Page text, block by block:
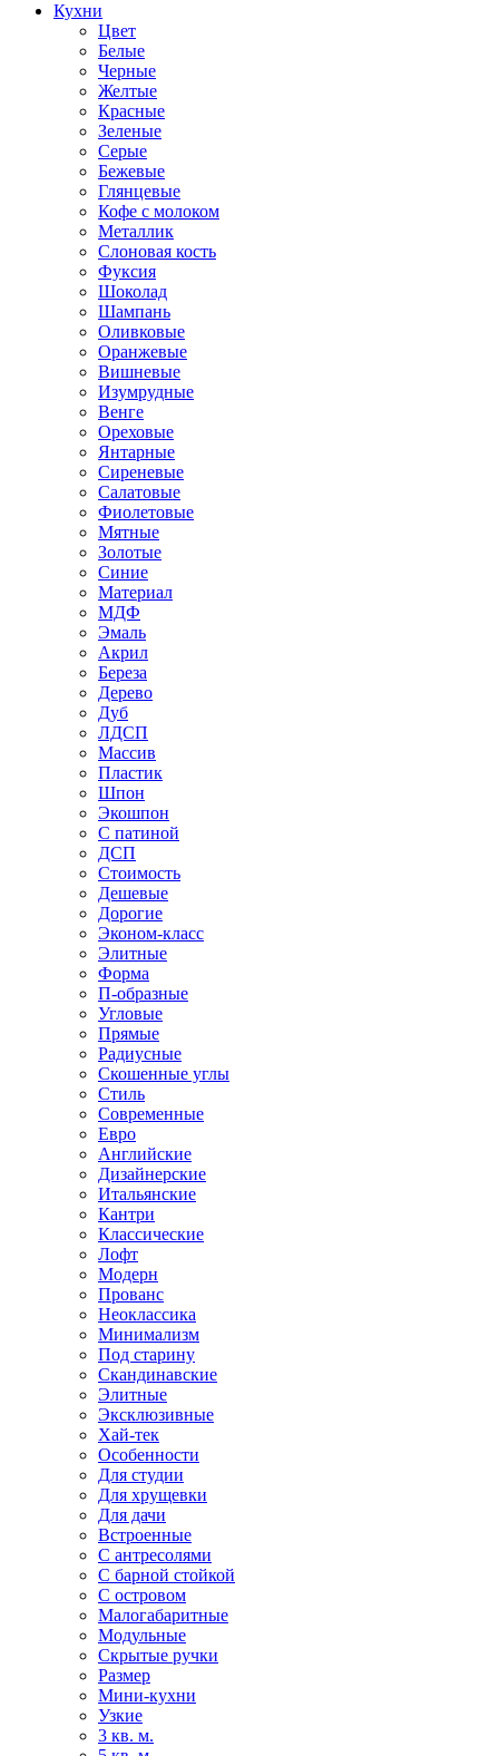
Кухни
Цвет
Белые
Черные
Желтые
Красные
Зеленые
Серые
Бежевые
Глянцевые
Кофе с молоком
Металлик
Слоновая кость
Фуксия
Шоколад
Шампань
Оливковые
Оранжевые
Вишневые
Изумрудные
Венге
Ореховые
Янтарные
Сиреневые
Салатовые
Фиолетовые
Мятные
Золотые
Синие
Материал
МДФ
Эмаль
Акрил
Береза
Дерево
Дуб
ЛДСП
Массив
Пластик
Шпон
Экошпон
С патиной
ДСП
Стоимость
Дешевые
Дорогие
Эконом-класс
Элитные
Форма
П-образные
Угловые
Прямые
Радиусные
Скошенные углы
Стиль
Современные
Евро
Английские
Дизайнерские
Итальянские
Кантри
Классические
Лофт
Модерн
Прованс
Неоклассика
Минимализм
Под старину
Скандинавские
Элитные
Эксклюзивные
Хай-тек
Особенности
Для студии
Для хрущевки
Для дачи
Встроенные
С антресолями
С барной стойкой
С островом
Малогабаритные
Модульные
Скрытые ручки
Размер
Мини-кухни
Узкие
3 кв. м.